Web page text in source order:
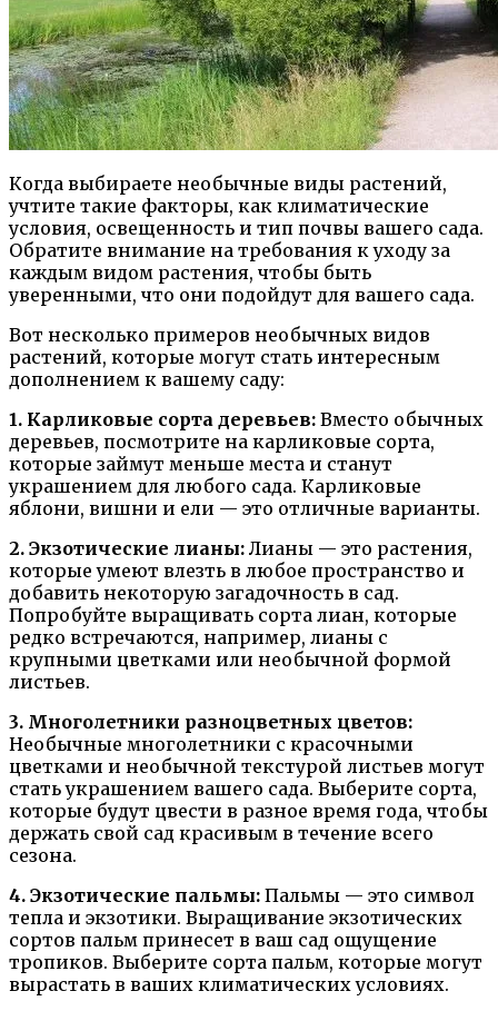
Когда выбираете необычные виды растений,
учтите такие факторы, как климатические
условия, освещенность и тип почвы вашего сада.
Обратите внимание на требования к уходу за
каждым видом растения, чтобы быть
уверенными, что они подойдут для вашего сада.
Вот несколько примеров необычных видов
растений, которые могут стать интересным
дополнением к вашему саду:
1. Карликовые сорта деревьев: Вместо обычных
деревьев, посмотрите на карликовые сорта,
которые займут меньше места и станут
украшением для любого сада. Карликовые
яблони, вишни и ели — это отличные варианты.
2. Экзотические лианы: Лианы — это растения,
которые умеют влезть в любое пространство и
добавить некоторую загадочность в сад.
Попробуйте выращивать сорта лиан, которые
редко встречаются, например, лианы с
крупными цветками или необычной формой
листьев.
3. Многолетники разноцветных цветов:
Необычные многолетники с красочными
цветками и необычной текстурой листьев могут
стать украшением вашего сада. Выберите сорта,
которые будут цвести в разное время года, чтобы
держать свой сад красивым в течение всего
сезона.
4. Экзотические пальмы: Пальмы — это символ
тепла и экзотики. Выращивание экзотических
сортов пальм принесет в ваш сад ощущение
тропиков. Выберите сорта пальм, которые могут
вырастать в ваших климатических условиях.